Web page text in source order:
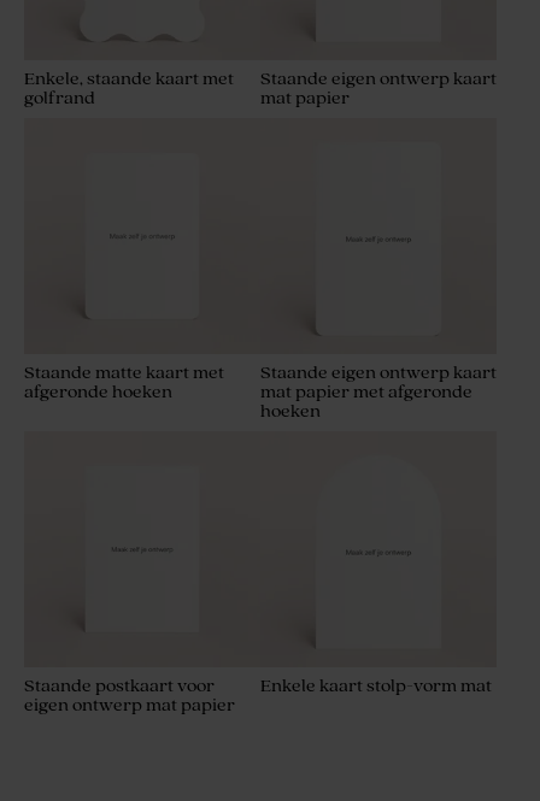
Enkele, staande kaart met
golfrand
Staande eigen ontwerp kaart
mat papier
Staande matte kaart met
afgeronde hoeken
Staande eigen ontwerp kaart
mat papier met afgeronde
hoeken
Staande postkaart voor
eigen ontwerp mat papier
Enkele kaart stolp-vorm mat